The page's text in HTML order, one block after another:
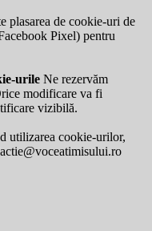
plasarea de cookie-uri de
Pixel) pentru
urile Ne rezervăm
modificare va fi
vizibilă.
utilizarea cookie-urilor,